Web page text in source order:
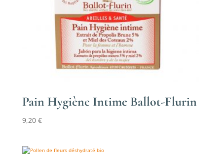
Pain Hygiène Intime Ballot-Flurin
9,20 €